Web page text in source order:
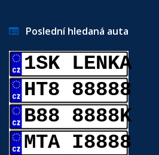
Poslední hledaná auta
1SK LENKA
HT8 88888
B88 8888K
MTA I8888